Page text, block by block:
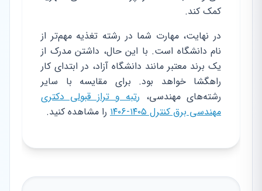
کمک کند.
در نهایت، مهارت شما در رشته تغذیه مهم‌تر از
نام دانشگاه است. با این حال، داشتن مدرک از
یک برند معتبر مانند دانشگاه آزاد، در ابتدای کار
راهگشا خواهد بود. برای مقایسه با سایر
رشته‌های مهندسی، رتبه و تراز قبولی دکتری
مهندسی برق کنترل ۱۴۰۵-۱۴۰۶
را مشاهده کنید.